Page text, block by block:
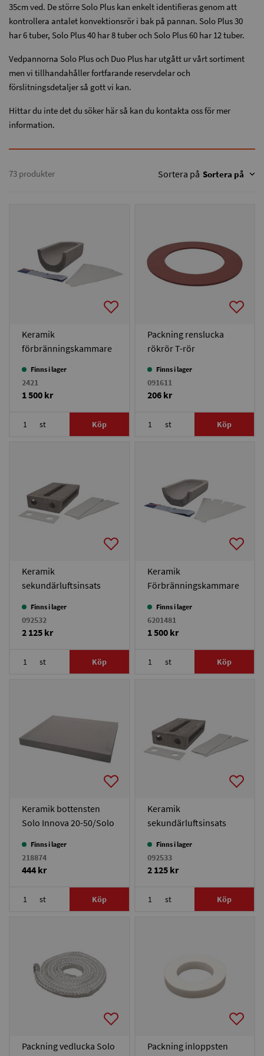
35cm ved. De större Solo Plus kan enkelt identifieras genom att
kontrollera antalet konvektionsrör i bak på pannan. Solo Plus 30
har 6 tuber, Solo Plus 40 har 8 tuber och Solo Plus 60 har 12 tuber.
Vedpannorna Solo Plus och Duo Plus har utgått ur vårt sortiment
men vi tillhandahåller fortfarande reservdelar och
förslitningsdetaljer så gott vi kan.
Hittar du inte det du söker här så kan du kontakta oss för mer
information.
73 produkter Sortera på Sortera på
Keramik
förbränningskammare
Finns i lager
2421
1 500 kr
st Köp
Packning renslucka
rökrör T-rör
Finns i lager
091611
206 kr
st Köp
Keramik
sekundärluftsinsats
Plus 30-40/Duo Plus 25
Finns i lager
092532
2 125 kr
st Köp
Keramik
Förbränningskammare
Finns i lager
6201481
1 500 kr
st Köp
Keramik bottensten
Solo Innova 20-50/Solo
Finns i lager
218874
444 kr
st Köp
Keramik
sekundärluftsinsats
Plus 60/Excellent 50
Finns i lager
092533
2 125 kr
st Köp
Packning vedlucka Solo
Packning inloppsten